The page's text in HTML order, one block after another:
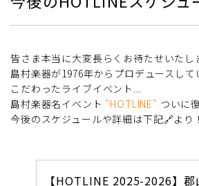
皆さま本当に大変長らくお待たせいたし
島村楽器が1976年からプロデュースし
こだわったライブイベント...
島村楽器名イベント "HOTLINE" ついに
今後のスケジュールや詳細は下記🔗より！
【HOTLINE 2025-2026】郡